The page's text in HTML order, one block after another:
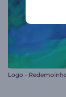
Logo -